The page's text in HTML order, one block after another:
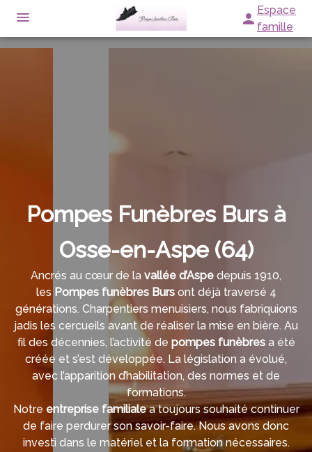
contenu
Espace
famille
ESPACES HOMMAGES
Pompes Funèbres Burs à
Osse-en-Aspe (64)
Ancrés au cœur de la vallée d’Aspe depuis 1910,
les Pompes funèbres Bursont déjà traversé 4
générations. Charpentiers menuisiers, nous fabriquions
jadis les cercueils avant de réaliser la mise en bière. Au
fil des décennies, l’activité de pompes funèbresa été
créée et s’est développée. La législation a évolué,
avec l’apparition d’habilitation, des normes et de
formations.
Notre entreprise familialea toujours souhaité continuer
de faire perdurer son savoir-faire. Nous avons donc
investi dans le matériel et la formation nécessaires.